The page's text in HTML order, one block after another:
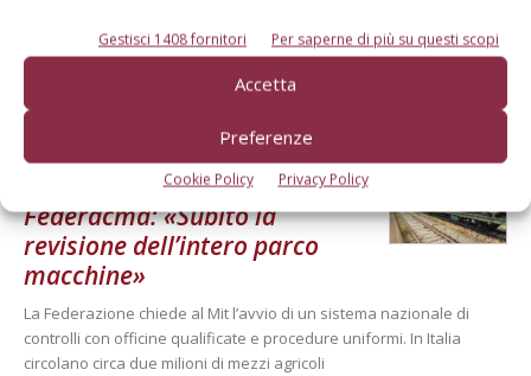
Gestisci 1408 fornitori Per saperne di più su questi scopi
Accetta
Preferenze
Cookie Policy Privacy Policy
ATTUALITÀ 22 Luglio 2026
Federacma: «Subito la
revisione dell’intero parco
macchine»
La Federazione chiede al Mit l’avvio di un sistema nazionale di
controlli con officine qualificate e procedure uniformi. In Italia
circolano circa due milioni di mezzi agricoli